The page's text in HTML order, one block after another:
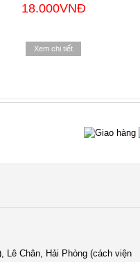
18.000VNĐ
Xem chi tiết
Lê Chân, Hải Phòng (cách viện